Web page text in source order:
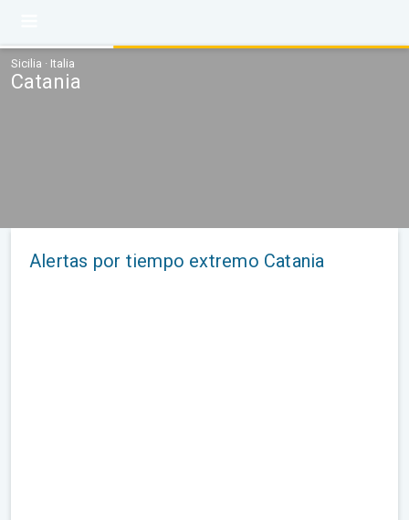
Sicilia · Italia
Catania
Alertas por tiempo extremo Catania